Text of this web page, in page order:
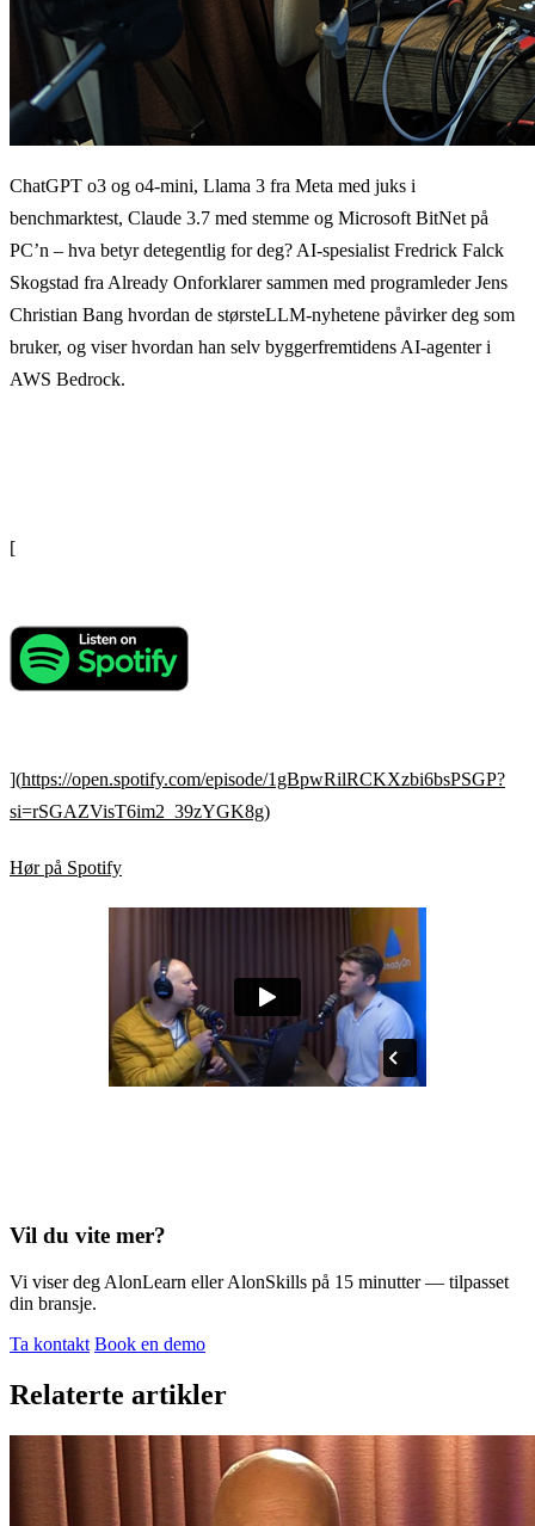
ChatGPT o3 og o4-mini, Llama 3 fra Meta med juks i
benchmarktest, Claude 3.7 med stemme og Microsoft BitNet på
PC’n – hva betyr detegentlig for deg? AI-spesialist Fredrick Falck
Skogstad fra Already Onforklarer sammen med programleder Jens
Christian Bang hvordan de størsteLLM-nyhetene påvirker deg som
bruker, og viser hvordan han selv byggerfremtidens AI-agenter i
AWS Bedrock.
[
](https://open.spotify.com/episode/1gBpwRilRCKXzbi6bsPSGP?
si=rSGAZVisT6im2_39zYGK8g)
Hør på Spotify
Vil du vite mer?
Vi viser deg AlonLearn eller AlonSkills på 15 minutter — tilpasset
din bransje.
Ta kontakt Book en demo
Relaterte artikler